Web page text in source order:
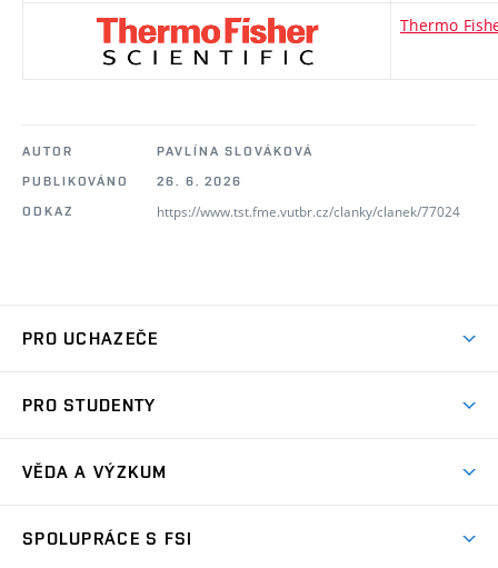
Thermo
AUTOR
PAVLÍNA SLOVÁKOVÁ
PUBLIKOVÁNO
26. 6. 2026
ODKAZ
https://www.tst.fme.vutbr.cz/clanky/clanek/77024
PRO UCHAZEČE
Ambasadoři studia
Zápisy
PRO STUDENTY
Studijní předpisy
VĚDA A VÝZKUM
SPOLUPRÁCE S FSI